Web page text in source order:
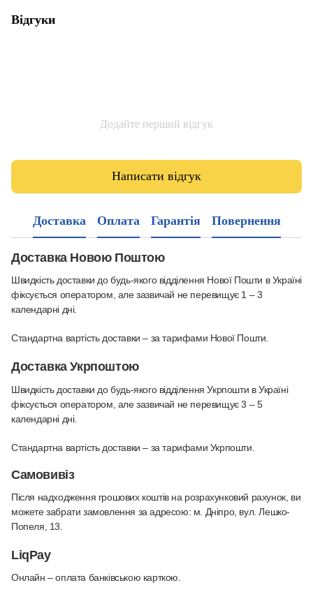
Відгуки
Додайте перший відгук
Написати відгук
Доставка Оплата Гарантія Повернення
Доставка Новою Поштою
Швидкість доставки до будь-якого відділення Нової Пошти в Україні
фіксується оператором, але зазвичай не перевищує 1 – 3
календарні дні.
Стандартна вартість доставки – за тарифами Нової Пошти.
Доставка Укрпоштою
Швидкість доставки до будь-якого відділення Укрпошти в Україні
фіксується оператором, але зазвичай не перевищує 3 – 5
календарні дні.
Стандартна вартість доставки – за тарифами Укрпошти.
Самовивіз
Після надходження грошових коштів на розрахунковий рахунок, ви
можете забрати замовлення за адресою: м. Дніпро, вул. Лешко-
Попеля, 13.
LiqPay
Онлайн – оплата банківською карткою